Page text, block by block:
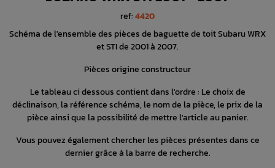
ref:4420
Schéma de l'ensemble des pièces de baguette de toit Subaru WRX
et STI de 2001 à 2007.
Pièces origine constructeur
Le tableau ci dessous contient dans l'ordre : Le choix de
déclinaison, la référence schéma, le nom de la pièce, le prix de la
pièce ainsi que la possibilité de mettre l'article au panier.
Vous pouvez également chercher les pièces présentes dans ce
dernier grâce à la barre de recherche.